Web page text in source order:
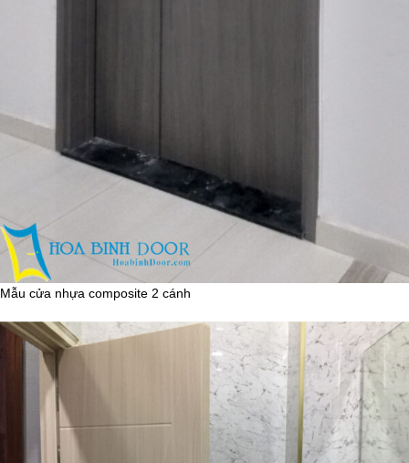
Mẫu cửa nhựa composite 2 cánh